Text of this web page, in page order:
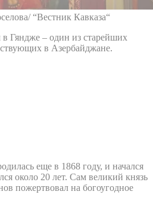
“Вестник Кавказа“
Гяндже – один из старейших
в Азербайджане.
еще в 1868 году, и начался
около 20 лет. Сам великий князь
пожертвовал на богоугодное